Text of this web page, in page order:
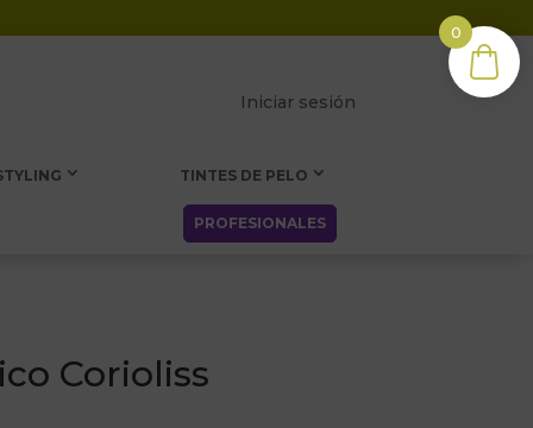
Iniciar sesión
TINTES DE PELO
PROFESIONALES
Corioliss
0